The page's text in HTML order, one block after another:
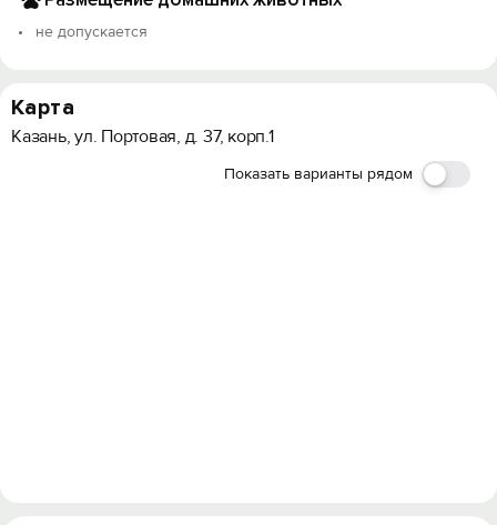
не допускается
Карта
Казань, ул. Портовая, д. 37, корп.1
Показать варианты рядом